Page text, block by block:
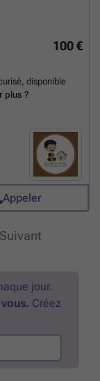
100 €
disponible
plus ?
Appeler
Suivant
jour.
Créez